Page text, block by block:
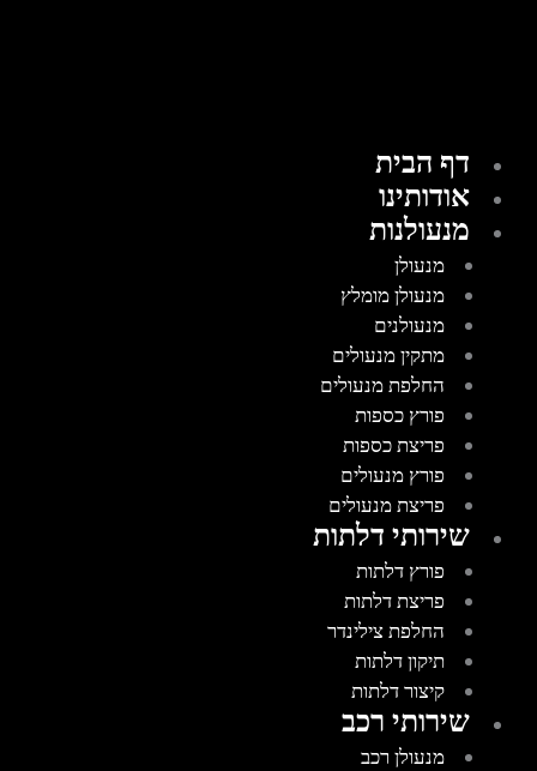
דף הבית
אודותינו
מנעולנות
מנעולן
מנעולן מומלץ
מנעולנים
מתקין מנעולים
החלפת מנעולים
פורץ כספות
פריצת כספות
פורץ מנעולים
פריצת מנעולים
שירותי דלתות
פורץ דלתות
פריצת דלתות
החלפת צילינדר
תיקון דלתות
קיצור דלתות
שירותי רכב
מנעולן רכב